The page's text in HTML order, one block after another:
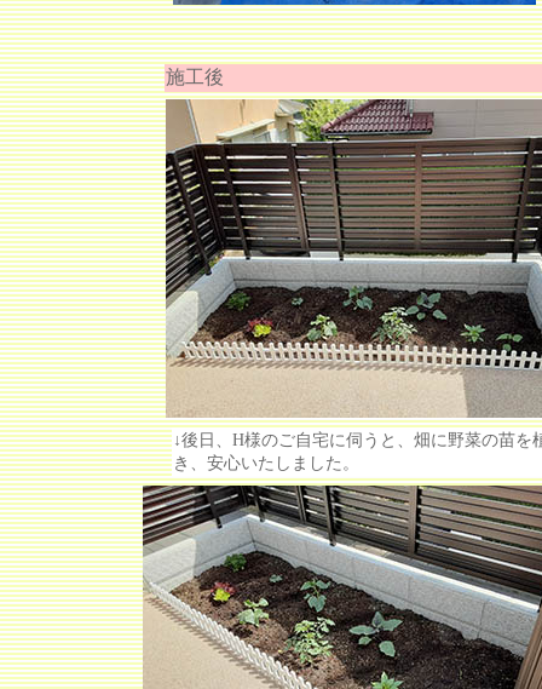
施工後
↓後日、H様のご自宅に伺うと、畑に野菜の苗
き、安心いたしました。